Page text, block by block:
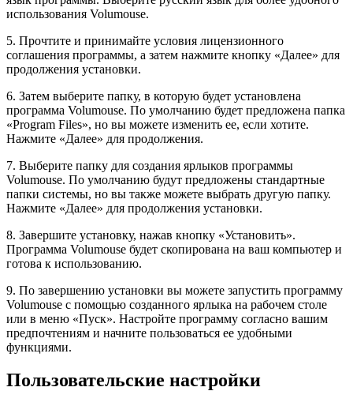
использования Volumouse.
5. Прочтите и принимайте условия лицензионного
соглашения программы, а затем нажмите кнопку «Далее» для
продолжения установки.
6. Затем выберите папку, в которую будет установлена
программа Volumouse. По умолчанию будет предложена папка
«Program Files», но вы можете изменить ее, если хотите.
Нажмите «Далее» для продолжения.
7. Выберите папку для создания ярлыков программы
Volumouse. По умолчанию будут предложены стандартные
папки системы, но вы также можете выбрать другую папку.
Нажмите «Далее» для продолжения установки.
8. Завершите установку, нажав кнопку «Установить».
Программа Volumouse будет скопирована на ваш компьютер и
готова к использованию.
9. По завершению установки вы можете запустить программу
Volumouse с помощью созданного ярлыка на рабочем столе
или в меню «Пуск». Настройте программу согласно вашим
предпочтениям и начните пользоваться ее удобными
функциями.
Пользовательские настройки